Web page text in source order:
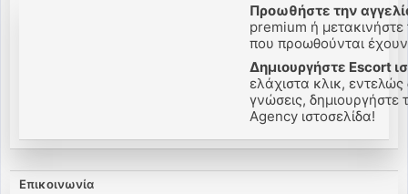
Προωθήστε την
premium ή μετακινήστε
που προωθούνται έχουν
Δημιουργήστε Escort
ελάχιστα κλικ,
γνώσεις, δημιουργήστε
Agency ιστοσελίδα!
Επικοινωνία